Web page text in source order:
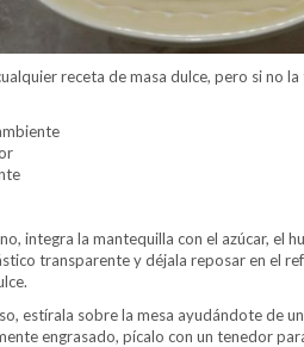
receta de masa dulce, pero si no
integra la mantequilla con el azúcar, el
transparente y déjala reposar en el
estírala sobre la mesa ayudándote de
engrasado, pícalo con un tenedor